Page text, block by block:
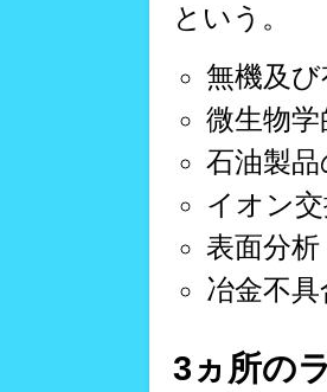
という。
無機及
微生物
石油製
イオン
表面分析
冶金不
3ヵ所の